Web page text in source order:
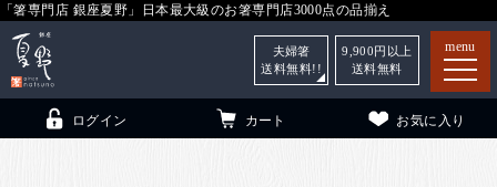
「箸専門店 銀座夏野」日本最大級のお箸専門店3000点の品揃え
menu
ログイン カート お気に入り
夫婦箸
送料無料!!
9,900 円以上
送料無料